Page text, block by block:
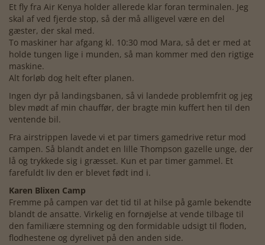
Et fly fra Air Kenya holder allerede klar foran terminalen. Jeg
skal af ved fjerde stop, så der må alligevel være en del
gæster, der skal med.
To maskiner har afgang kl. 10:30 mod Mara, så det er med at
holde tungen lige i munden, så man kommer med den rigtige
maskine.
Alt forløb dog helt efter planen.
Ingen dyr på landingsbanen, så vi landede problemfrit og jeg
blev mødt af min chauffør, der bragte min kuffert hen til den
ventende bil.
Fra airstrippen lavede vi et par timers gamedrive retur mod
campen. Så blandt andet en lille Thompson gazelle unge, der
lå og trykkede sig i græsset. Kun et par timer gammel. Et
farefuldt liv den er blevet født ind i.
Karen Blixen Camp
Fremme på campen var det tid til at hilse på gamle bekendte
blandt de ansatte. Virkelig en fornøjelse at vende tilbage til
den familiære stemning og den formidable udsigt til floden,
flodhestene og dyrelivet på den anden side.